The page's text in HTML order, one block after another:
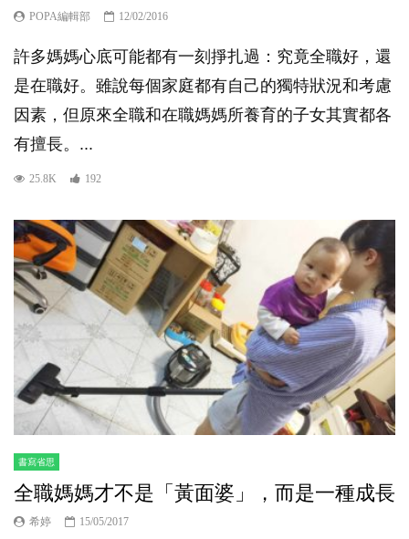
POPA編輯部 12/02/2016
許多媽媽心底可能都有一刻掙扎過：究竟全職好，還
是在職好。雖說每個家庭都有自己的獨特狀況和考慮
因素，但原來全職和在職媽媽所養育的子女其實都各
有擅長。...
25.8K 192
書寫省思
全職媽媽才不是「黃面婆」，而是一種成長
希婷 15/05/2017